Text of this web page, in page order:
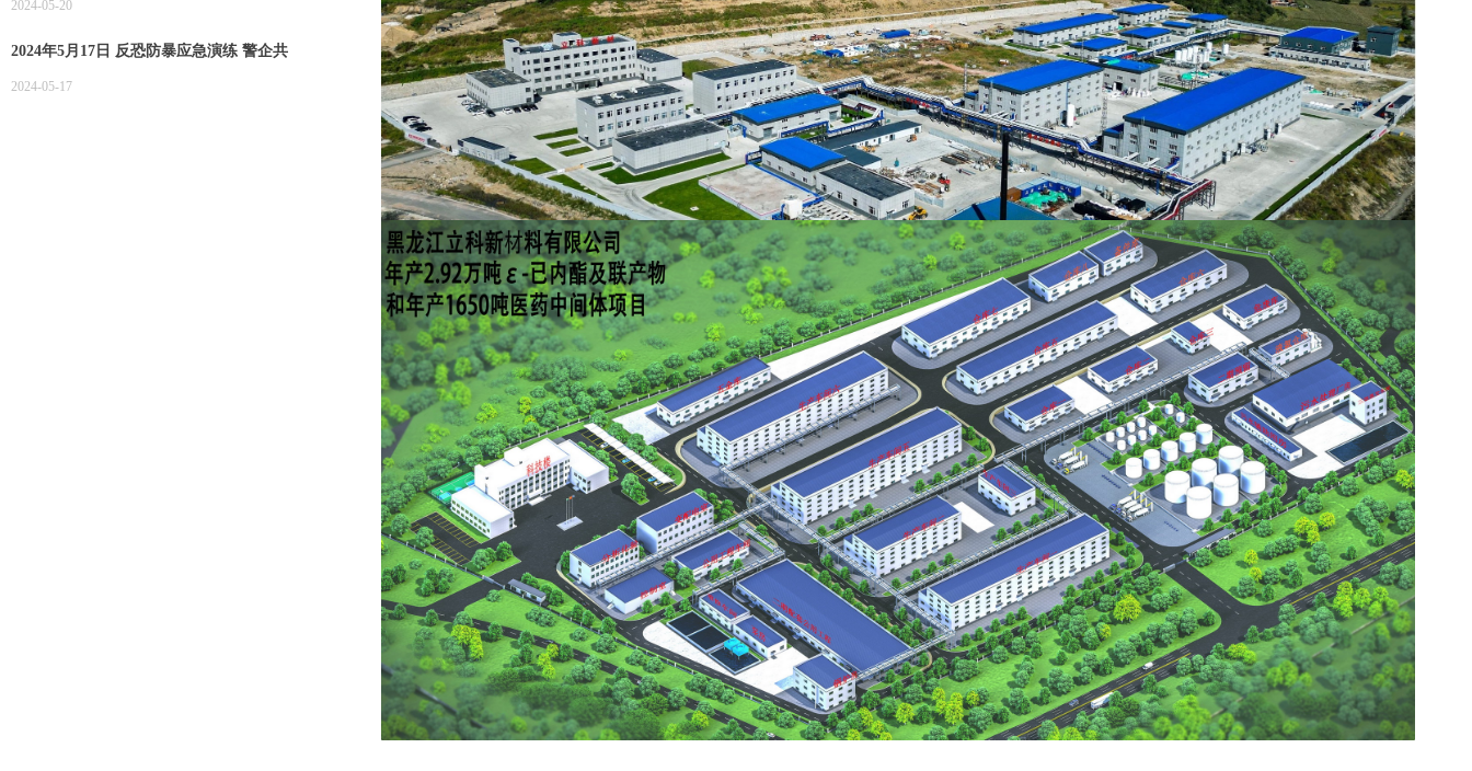
2024-05-20
2024年5月17日 反恐防暴应急演练 警企共
筑安全防线
2024-05-17